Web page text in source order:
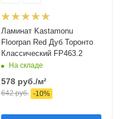
Ламинат Kastamonu
Floorpan Red Дуб Торонто
Классический FP463.2
На складе
578руб./м²
642руб. -10%